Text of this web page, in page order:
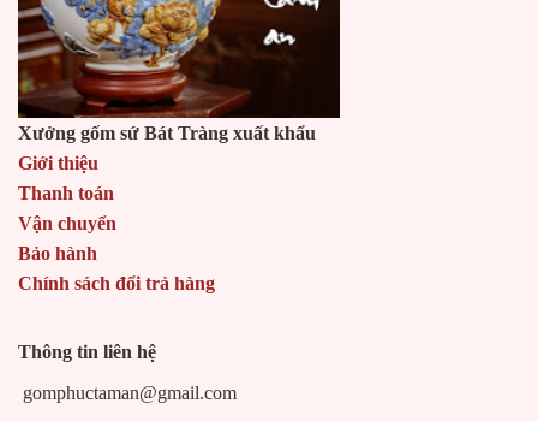
Xưởng gốm sứ Bát Tràng xuất khẩu
Giới thiệu
Thanh toán
Vận chuyển
Bảo hành
Chính sách đổi trả hàng
Thông tin liên hệ
gomphuctaman@gmail.com